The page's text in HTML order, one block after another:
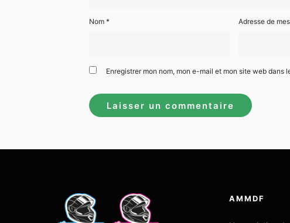
Nom * Adresse de
Enregistrer mon nom, mon e-mail et mon site web
AMMDF